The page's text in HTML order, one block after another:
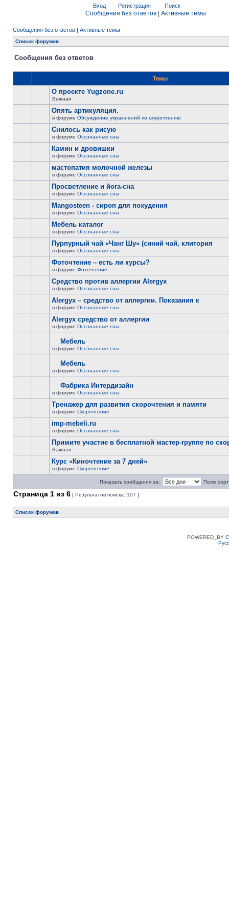
Вход Регистрация Поиск
Сообщения без ответов Активные темы
Сообщения без ответов | Активные темы
Список форумов
Сообщения без ответов
Темы
О проекте Yugzone.ru
Важная
Опять артикуляция.
в форуме Обсуждение упражнений по скорочтению
Снилось как рисую
в форуме Осознанные сны
Камин и дровишки
в форуме Осознанные сны
мастопатия молочной железы
в форуме Осознанные сны
Просветление и йога-сна
в форуме Осознанные сны
Mangosteen - сироп для похудения
в форуме Осознанные сны
Мебель каталог
в форуме Осознанные сны
Пурпурный чай «Чанг Шу» (синий чай, клитория
в форуме Осознанные сны
Фоточтение – есть ли курсы?
в форуме Фоточтение
Cредство против аллергии Alergyx
в форуме Осознанные сны
Alergyx – средство от аллергии. Показания к
в форуме Осознанные сны
Alergyx средство от аллергии
в форуме Осознанные сны
Мебель
в форуме Осознанные сны
Мебель
в форуме Осознанные сны
Фабрика Интердизайн
в форуме Осознанные сны
Тренажер для развития скорочтения и памяти
в форуме Скорочтение
imp-mebeli.ru
в форуме Осознанные сны
Примите участие в бесплатной мастер-группе по
Важная
Курс «Киночтение за 7 дней»
в форуме Скорочтение
Показать сообщения за: Поле
Страница 1 из 6 [ Результатов поиска: 107 ]
Список форумов
POWERED_BY